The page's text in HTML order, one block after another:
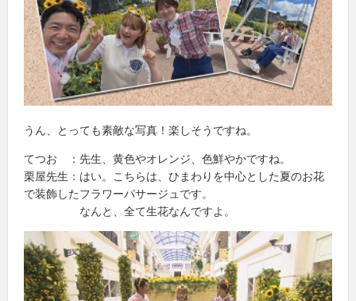
うん、とっても素敵な写真！楽しそうですね。
てつお ：先生、黄色やオレンジ、色鮮やかですね。
栗屋先生：はい。こちらは、ひまわりを中心とした夏のお花
で装飾したフラワーパサージュです。
なんと、全て生花なんですよ。